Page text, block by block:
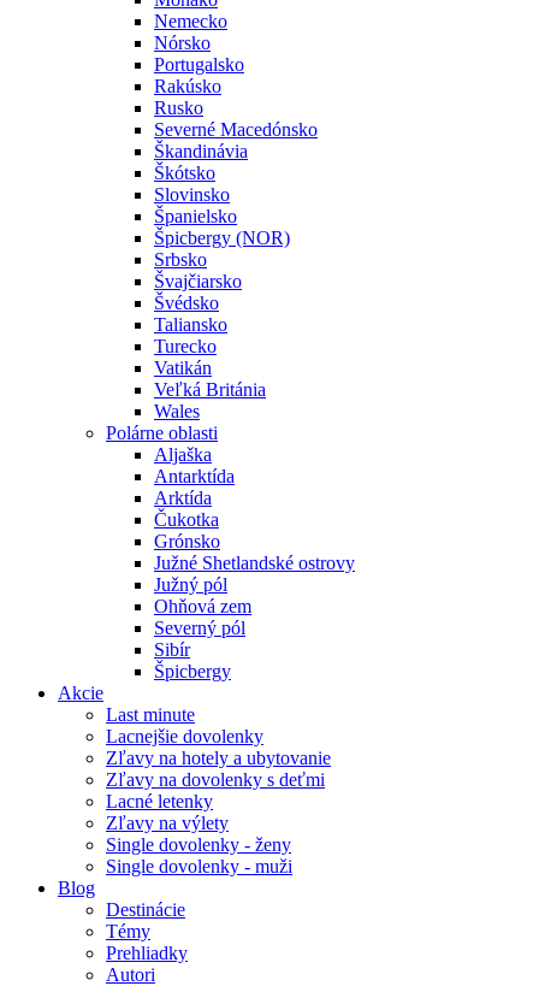
Nemecko
Nórsko
Portugalsko
Rakúsko
Rusko
Severné Macedónsko
Škandinávia
Škótsko
Slovinsko
Španielsko
Špicbergy (NOR)
Srbsko
Švajčiarsko
Švédsko
Taliansko
Turecko
Vatikán
Veľká Británia
Wales
Polárne oblasti
Aljaška
Antarktída
Arktída
Čukotka
Grónsko
Južné Shetlandské ostrovy
Južný pól
Ohňová zem
Severný pól
Sibír
Špicbergy
Akcie
Last minute
Lacnejšie dovolenky
Zľavy na hotely a ubytovanie
Zľavy na dovolenky s deťmi
Lacné letenky
Zľavy na výlety
Single dovolenky - ženy
Single dovolenky - muži
Blog
Destinácie
Témy
Prehliadky
Autori